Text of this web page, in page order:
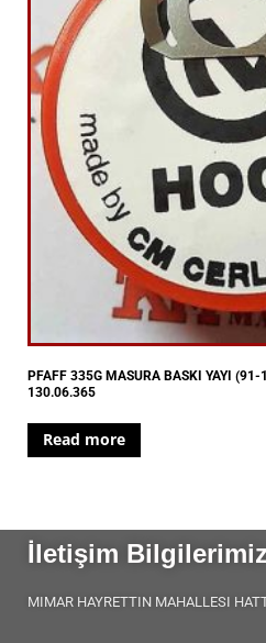
PFAFF 335G MASURA BASKI YAYI
130.06.365
Read more
İletişim
MIMAR HAYRETTIN MAHALLESI